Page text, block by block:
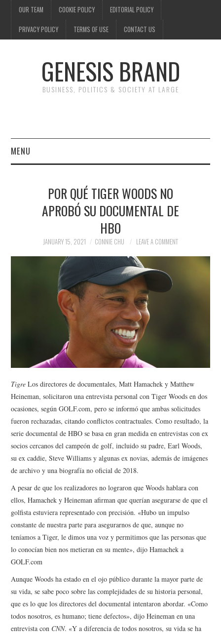
OUR TEAM COOKIE POLICY EDITORIAL POLICY
PRIVACY POLICY TERMS OF USE CONTACT US
GENESIS BRAND
BUSINESS, POLITICS & SOCIETY AT LARGE
MENU
FINANCEPOR QUÉ TIGER WOODS NO
APROBÓ SU DOCUMENTAL DE
HBO
JANUARY 15, 2021 CONNIE CHU LEAVE A COMMENT
Tigre Los directores de documentales, Matt Hamachek y Matthew
Heineman, solicitaron una entrevista personal con Tiger Woods en dos
ocasiones, según GOLF.com, pero se informó que ambas solicitudes
fueron rechazadas, citando conflictos contractuales. Como resultado, la
serie documental de HBO se basa en gran medida en entrevistas con ex
socios cercanos del campeón de golf, incluido su padre, Earl Woods,
su ex caddie, Steve Williams y algunas ex novias, además de imágenes
de archivo y una biografía no oficial de 2018.
A pesar de que los realizadores no lograron que Woods hablara con
ellos, Hamachek y Heineman afirman que querían asegurarse de que el
golfista estuviera representado con precisión. «Hubo un impulso
constante de nuestra parte para asegurarnos de que, aunque no
teníamos a Tiger, le dimos una voz y permitimos que las personas que
lo conocían bien nos metieran en su mente», dijo Hamachek a
GOLF.com
Aunque Woods ha estado en el ojo público durante la mayor parte de
su vida, se sabe poco sobre las complejidades de su historia personal,
que es lo que los directores del documental intentaron abordar. «Como
todos nosotros, es humano; tiene defectos», dijo Heineman en una
entrevista con CNN. «Y a diferencia de todos nosotros, su vida se ha